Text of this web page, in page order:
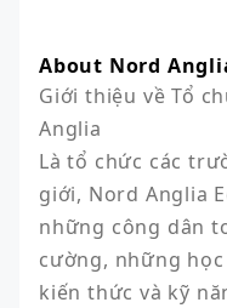
About Nord
Giới thiệu về Tổ
Anglia
Là tổ chức các
giới, Nord Anglia
những công dân
cường, những
kiến thức và kỹ